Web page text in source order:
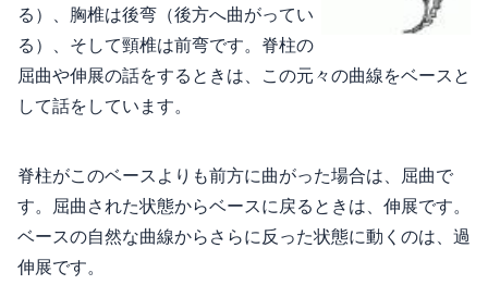
る）、胸椎は後弯（後方へ曲がってい
る）、そして頸椎は前弯です。脊柱の
屈曲や伸展の話をするときは、この元々の曲線をベースと
して話をしています。
脊柱がこのベースよりも前方に曲がった場合は、屈曲で
す。屈曲された状態からベースに戻るときは、伸展です。
ベースの自然な曲線からさらに反った状態に動くのは、過
伸展です。